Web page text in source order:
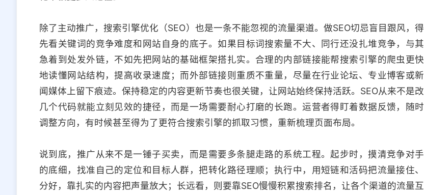
除了主动推广，搜索引擎优化（SEO）也是一条不能忽视的流量渠道。做SEO切忌盲目跟风，得
先看关键词的竞争难度和网站自身的底子。如果目标词搜索量不大、同行还没扎堆竞争，与其
急着到处发外链，不如先把网站的基础框架搭扎实。合理的内部链接能帮搜索引擎的爬虫更快
地读懂网站结构，提高收录速度；而外部链接则重质不重量，尽量在行业论坛、专业博客或新
闻媒体上留下痕迹。保持稳定的内容更新节奏也很关键，让网站始终保持活跃。SEO从来不是改
几个代码就能立刻见效的捷径，而是一场需要耐心打磨的长跑。运营者得盯着数据反馈，随时
调整方向，有时候甚至得为了更符合搜索引擎的抓取习惯，重新梳理页面布局。
说到底，推广从来不是一锤子买卖，而是需要多条腿走路的系统工程。起步时，摸清竞争对手
的底细，找准自己的定位和目标人群，把转化路径理顺；执行中，用短链和活码把流量接住、
分好，靠扎实的内容把声量放大；长远看，则要靠SEO慢慢积累搜索排名，让各个渠道的流量互